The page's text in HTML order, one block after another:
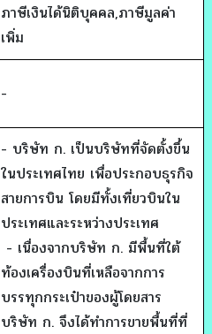
ภาษีเงินได้นิติบุคคล,ภาษีมูลค่า
เพิ่ม
-
- บริษัท ก. เป็นบริษัทที่จัดตั้งขึ้น
ในประเทศไทย เพื่อประกอบธุรกิจ
สายการบิน โดยมีทั้งเที่ยวบินใน
ประเทศและระหว่างประเทศ
- เนื่องจากบริษัท ก. มีพื้นที่ใต้
ท้องเครื่องบินที่เหลือจากการ
บรรทุกกระเป๋าของผู้โดยสาร
บริษัท ก. จึงได้ทำการขายพื้นที่ที่